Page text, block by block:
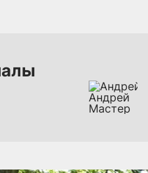
Андрей
Мастер